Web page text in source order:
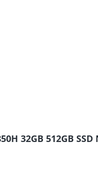
32GB 512GB SSD